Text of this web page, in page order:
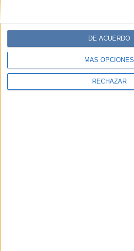
MÁS OPCIONES
RECHAZAR
DE ACUERDO